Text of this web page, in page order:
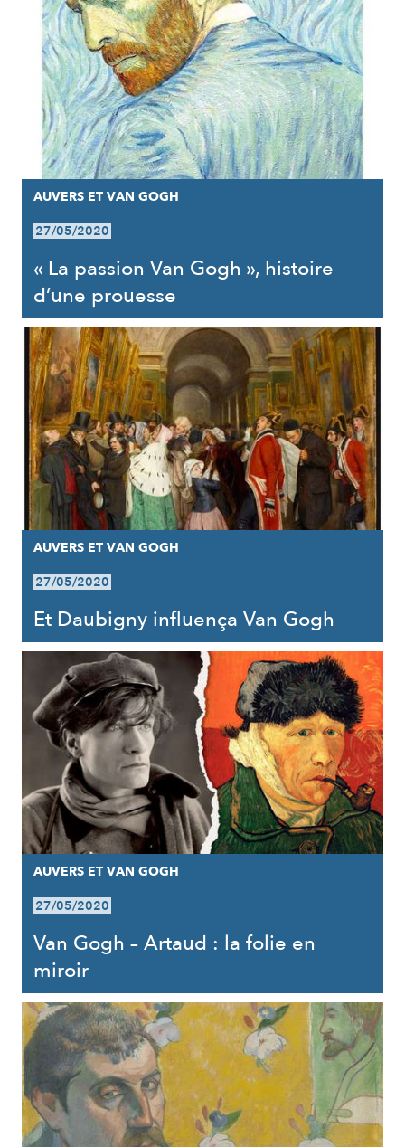
AUVERS ET VAN GOGH
27/05/2020
« La passion Van Gogh », histoire
d’une prouesse
AUVERS ET VAN GOGH
27/05/2020
Et Daubigny influença Van Gogh
AUVERS ET VAN GOGH
27/05/2020
Van Gogh – Artaud : la folie en
miroir